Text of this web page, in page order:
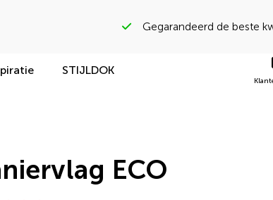
Beoordeeld met een 9 door onze
STIJLDOK
ECO